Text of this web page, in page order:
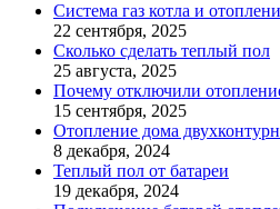
Система газ котла и
22 сентября, 2025
Сколько сделать теплый пол
25 августа, 2025
Почему отключили
15 сентября, 2025
Отопление дома
8 декабря, 2024
Теплый пол от батареи
19 декабря, 2024